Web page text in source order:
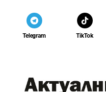
Telegram TikTok